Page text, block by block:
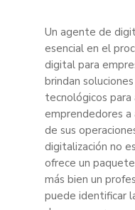
Un agente de
esencial en el
digital para
brindan
tecnológicos para
emprendedores a
de sus
digitalización no
ofrece un
más bien un
puede identificar